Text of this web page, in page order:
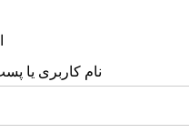
نام کاربری یا